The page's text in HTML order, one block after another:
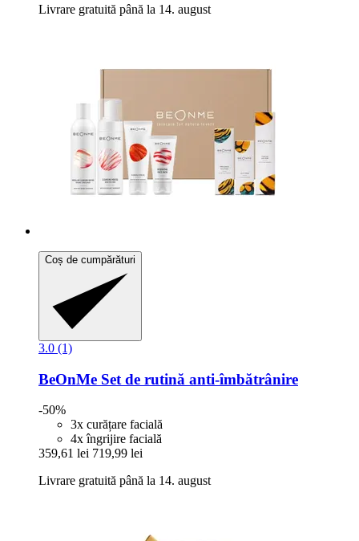
Livrare gratuită până la 14. august
Coș de cumpărături
3.0 (1)
BeOnMe Set de rutină anti-​îmbătrânire
-50%
3x curățare facială
4x îngrijire facială
359,61 lei 719,99 lei
Livrare gratuită până la 14. august